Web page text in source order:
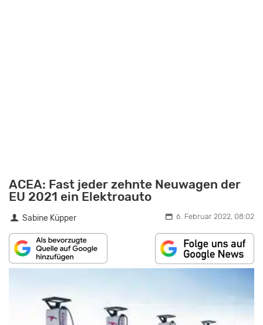
ACEA: Fast jeder zehnte Neuwagen der
EU 2021 ein Elektroauto
Sabine Küpper 6. Februar 2022, 08:02